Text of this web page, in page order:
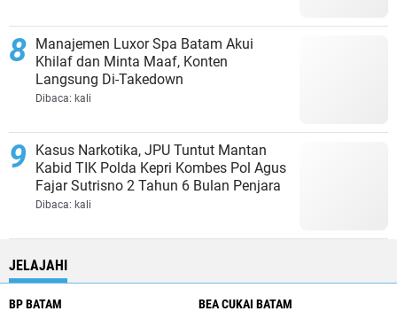
Manajemen Luxor Spa Batam Akui
Khilaf dan Minta Maaf, Konten
Langsung Di-Takedown
Dibaca: kali
Kasus Narkotika, JPU Tuntut Mantan
Kabid TIK Polda Kepri Kombes Pol Agus
Fajar Sutrisno 2 Tahun 6 Bulan Penjara
Dibaca: kali
JELAJAHI
BP BATAM
BEA CUKAI BATAM